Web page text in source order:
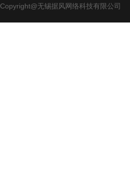
Copyright@无锡据风网络科技有限公司